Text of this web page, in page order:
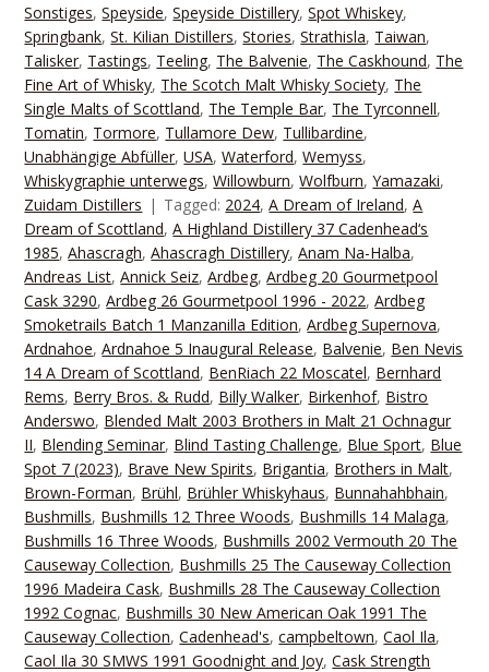
Sonstiges,Speyside,Speyside Distillery,Spot Whiskey,
Springbank,St. Kilian Distillers,Stories,Strathisla, Taiwan,
Talisker, Tastings, Teeling, The Balvenie, The Caskhound, The
Fine Art of Whisky, The Scotch Malt Whisky Society, The
Single Malts of Scottland, The Temple Bar, The Tyrconnell,
Tomatin, Tormore, Tullamore Dew, Tullibardine,
Unabhängige Abfüller,USA,Waterford,Wemyss,
Whiskygraphie unterwegs,Willowburn,Wolfburn,Yamazaki,
Zuidam Distillers
Tagged: 2024,A Dream of Ireland,A
Dream of Scottland,A Highland Distillery 37 Cadenhead‘s
1985,Ahascragh,Ahascragh Distillery,Anam Na-Halba,
Andreas List,Annick Seiz,Ardbeg,Ardbeg 20 Gourmetpool
Cask 3290,Ardbeg 26 Gourmetpool 1996 - 2022,Ardbeg
Smoketrails Batch 1 Manzanilla Edition,Ardbeg Supernova,
Ardnahoe,Ardnahoe 5 Inaugural Release, Balvenie, Ben Nevis
14 A Dream of Scottland, BenRiach 22 Moscatel, Bernhard
Rems, Berry Bros. & Rudd, Billy Walker, Birkenhof, Bistro
Anderswo, Blended Malt 2003 Brothers in Malt 21 Ochnagur
II, Blending Seminar, Blind Tasting Challenge, Blue Sport, Blue
Spot 7 (2023), Brave New Spirits, Brigantia, Brothers in Malt,
Brown-Forman, Brühl, Brühler Whiskyhaus, Bunnahahbhain,
Bushmills, Bushmills 12 Three Woods, Bushmills 14 Malaga,
Bushmills 16 Three Woods, Bushmills 2002 Vermouth 20 The
Causeway Collection, Bushmills 25 The Causeway Collection
1996 Madeira Cask, Bushmills 28 The Causeway Collection
1992 Cognac, Bushmills 30 New American Oak 1991 The
Causeway Collection,Cadenhead's,campbeltown,Caol Ila,
Caol Ila 30 SMWS 1991 Goodnight and Joy,Cask Strength